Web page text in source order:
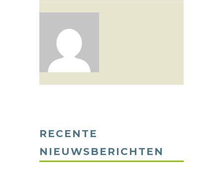
RECENTE
NIEUWSBERICHTEN